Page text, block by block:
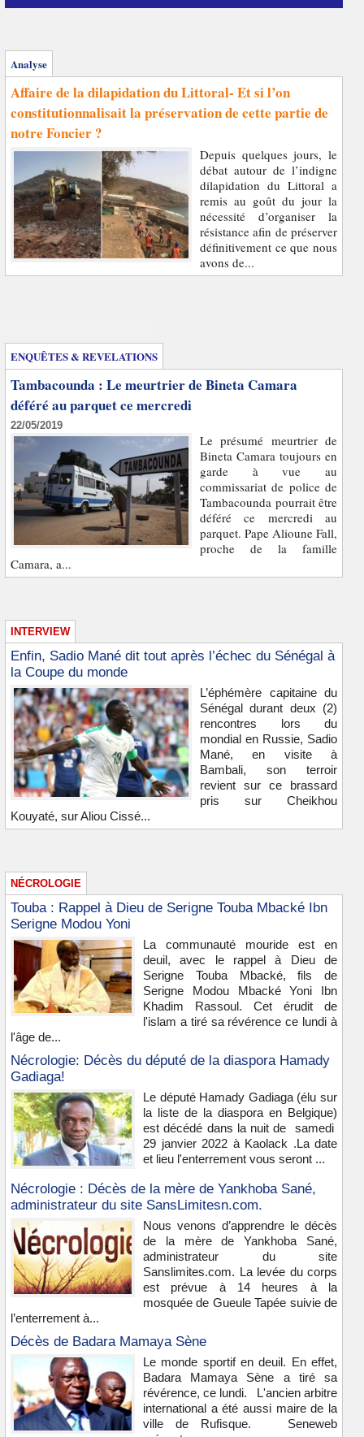
Analyse
Affaire de la dilapidation du Littoral- Et si l’on
constitutionnalisait la préservation de cette partie de
notre Foncier ?
Depuis quelques jours, le
débat autour de l’indigne
dilapidation du Littoral a
remis au goût du jour la
nécessité d’organiser la
résistance afin de préserver
définitivement ce que nous
avons de...
ENQUÊTES & REVELATIONS
Tambacounda : Le meurtrier de Bineta Camara
déféré au parquet ce mercredi
22/05/2019
Le présumé meurtrier de
Bineta Camara toujours en
garde à vue au
commissariat de police de
Tambacounda pourrait être
déféré ce mercredi au
parquet. Pape Alioune Fall,
proche de la famille
Camara, a...
INTERVIEW
Enfin, Sadio Mané dit tout après l’échec du Sénégal à
la Coupe du monde
L’éphémère capitaine du
Sénégal durant deux (2)
rencontres lors du
mondial en Russie, Sadio
Mané, en visite à
Bambali, son terroir
revient sur ce brassard
pris sur Cheikhou
Kouyaté, sur Aliou Cissé...
NÉCROLOGIE
Touba : Rappel à Dieu de Serigne Touba Mbacké Ibn
Serigne Modou Yoni
La communauté mouride est en
deuil, avec le rappel à Dieu de
Serigne Touba Mbacké, fils de
Serigne Modou Mbacké Yoni Ibn
Khadim Rassoul. Cet érudit de
l'islam a tiré sa révérence ce lundi à
l'âge de...
Nécrologie: Décès du député de la diaspora Hamady
Gadiaga!
Le député Hamady Gadiaga (élu sur
la liste de la diaspora en Belgique)
est décédé dans la nuit de samedi
29 janvier 2022 à Kaolack .La date
et lieu l'enterrement vous seront ...
Nécrologie : Décès de la mère de Yankhoba Sané,
administrateur du site SansLimitesn.com.
Nous venons d’apprendre le décès
de la mère de Yankhoba Sané,
administrateur du site
Sanslimites.com. La levée du corps
est prévue à 14 heures à la
mosquée de Gueule Tapée suivie de
l’enterrement à...
Décès de Badara Mamaya Sène
Le monde sportif en deuil. En effet,
Badara Mamaya Sène a tiré sa
révérence, ce lundi. L'ancien arbitre
international a été aussi maire de la
ville de Rufisque. Seneweb